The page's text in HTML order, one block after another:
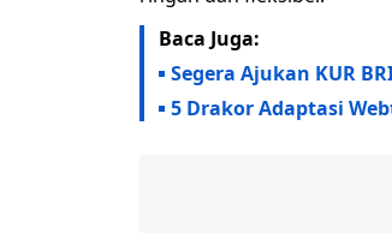
Baca Juga:
Segera Ajukan KUR
5 Drakor Adaptasi